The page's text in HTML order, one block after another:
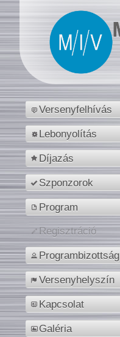
Versenyfelhívás
Lebonyolítás
Díjazás
Szponzorok
Program
Regisztráció
Programbizottság
Versenyhelyszín
Kapcsolat
Galéria